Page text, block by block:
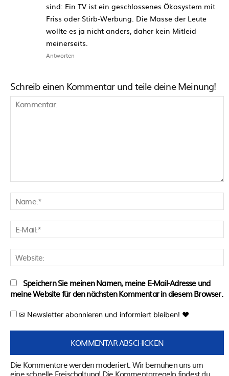
sind: Ein TV ist ein geschlossenes Ökosystem mit
Friss oder Stirb-Werbung. Die Masse der Leute
wollte es ja nicht anders, daher kein Mitleid
meinerseits.
Antworten
Schreib einen Kommentar und teile deine Meinung!
Speichern Sie meinen Namen, meine E-Mail-Adresse und
meine Website für den nächsten Kommentar in diesem Browser.
✉ Newsletter abonnieren und informiert bleiben! ♥
Die Kommentare werden moderiert. Wir bemühen uns um
eine schnelle Freischaltung! Die Kommentarregeln findest du